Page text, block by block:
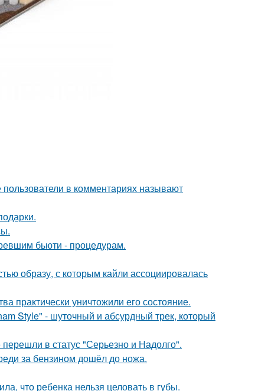
в комментариях называют
бьюти - процедурам.
образу, с которым кайли ассоциировалась
практически уничтожили его состояние.
Style" - шуточный и абсурдный трек, который
в статус "Серьезно и Надолго".
за бензином дошёл до ножа.
что ребенка нельзя целовать в губы.